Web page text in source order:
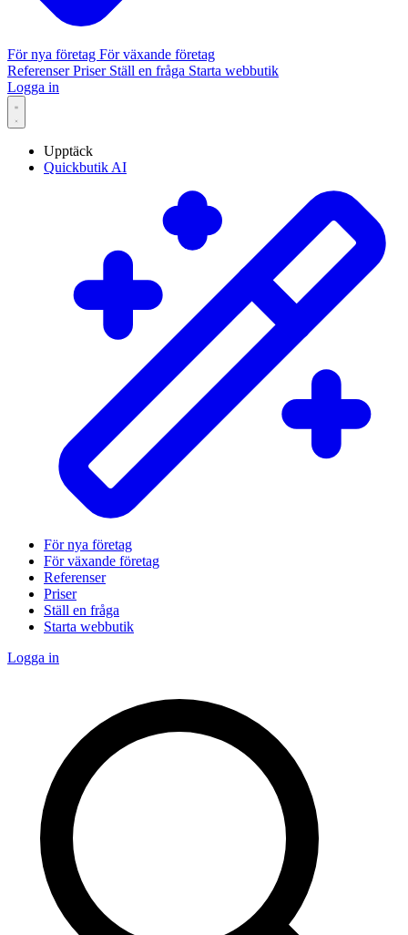
För nya företag För växande företag
ReferenserPriser Ställ en fråga Starta webbutik
Logga in
Upptäck
Quickbutik AI
För nya företag
För växande företag
Referenser
Priser
Ställ en fråga
Starta webbutik
Logga in